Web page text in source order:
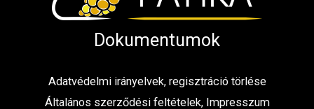
Dokumentumok
Adatvédelmi irányelvek, regisztráció törlése
Általános szerződési feltételek, Impresszum